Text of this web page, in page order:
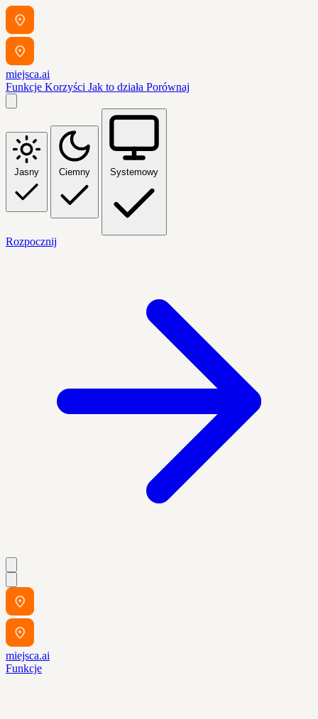
miejsca.ai
Funkcje Korzyści Jak to działa Porównaj
Jasny Ciemny Systemowy
Rozpocznij
miejsca.ai
Funkcje